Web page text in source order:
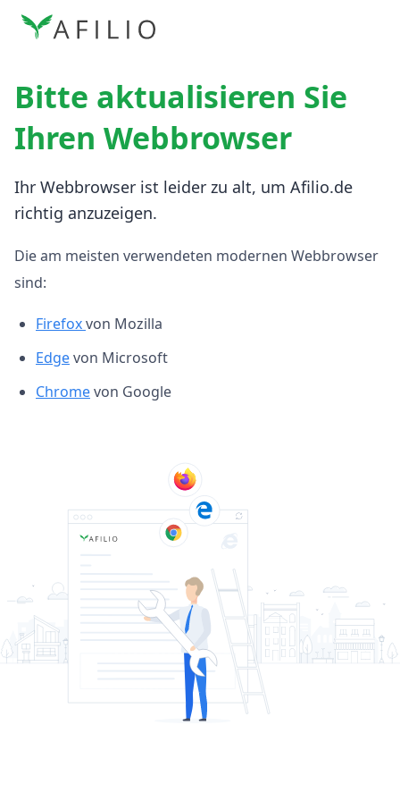
Bitte aktualisieren Sie
Ihren Webbrowser
Ihr Webbrowser ist leider zu alt, um Afilio.de
richtig anzuzeigen.
Die am meisten verwendeten modernen Webbrowser
sind:
Firefoxvon Mozilla
Edgevon Microsoft
Chromevon Google